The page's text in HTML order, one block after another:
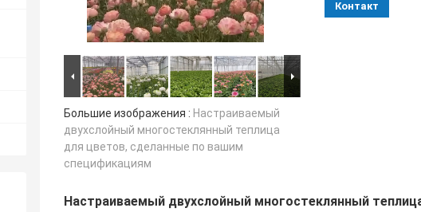
Большие изображения : Настраиваемый
двухслойный многостеклянный теплица
для цветов, сделанные по вашим
спецификациям
Контакт
Настраиваемый двухслойный многостеклянный